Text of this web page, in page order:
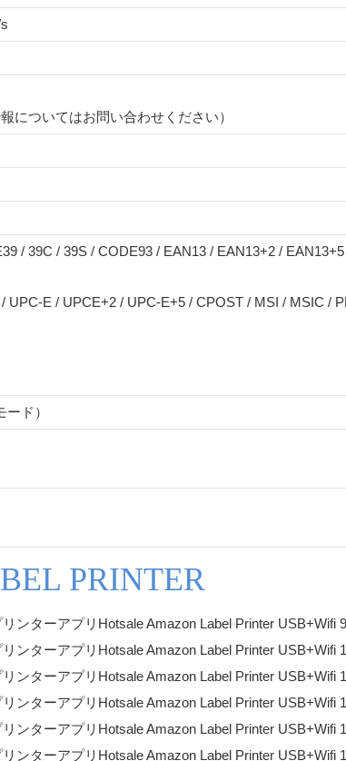
についてはお問い合わせください）
/ 39C / 39S / CODE93 / EAN13 / EAN13+2 /
UPC-E / UPCE+2 / UPC-E+5 / CPOST / MSI / MSIC /
ド）
PRINTER